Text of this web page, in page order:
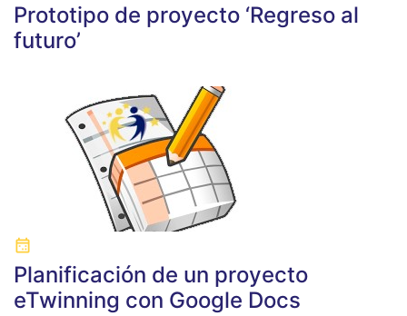
Prototipo de proyecto ‘Regreso al
futuro’
Planificación de un proyecto
eTwinning con Google Docs